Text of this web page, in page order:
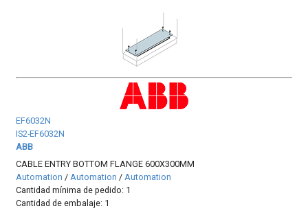
EF6032N
IS2-EF6032N
ABB
CABLE ENTRY BOTTOM FLANGE 600X300MM
Automation / Automation / Automation
Cantidad mínima de pedido: 1
Cantidad de embalaje: 1